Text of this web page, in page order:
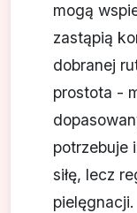
mogą
zastąpią
dobranej
prostota -
potrzebuje
siłę, lecz
pielęgnacji.